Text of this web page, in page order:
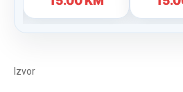
Izvor